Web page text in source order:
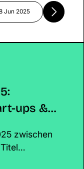
Jun 2025
ups &
zwischen
für Start-